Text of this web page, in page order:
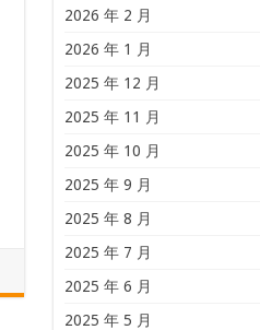
2026 年 2 月
2026 年 1 月
2025 年 12 月
2025 年 11 月
2025 年 10 月
2025 年 9 月
2025 年 8 月
2025 年 7 月
2025 年 6 月
2025 年 5 月